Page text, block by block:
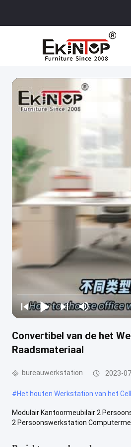
Convertibel van de het
Raadsmateriaal
bureauwerkstation 2023-
#Het houten Werkstation van het
Modulair Kantoormeubilair 2
2 Persoonswerkstation